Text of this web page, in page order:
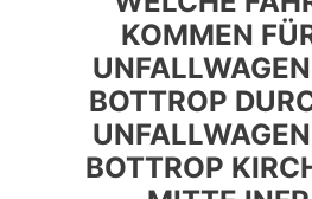
KOMMEN
BOTTROP
BOTTROP